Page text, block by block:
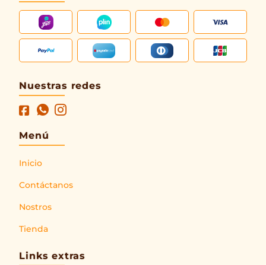
Nuestras redes
Menú
Inicio
Contáctanos
Nostros
Tienda
Links extras